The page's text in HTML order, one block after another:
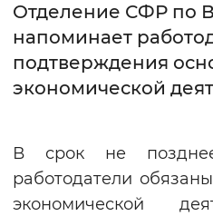
Без засечек
Монохромный
Отделение СФР по
напоминает
подтверждения
экономической
В срок не
работодатели
экономической